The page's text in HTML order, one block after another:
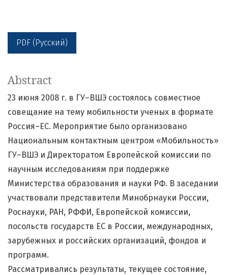
PDF (Русский)
Abstract
23 июня 2008 г. в ГУ–ВШЭ состоялось совместное
совещание на тему мобильности ученых в формате
Россия–ЕС. Мероприятие было организовано
Национальным контактным центром «Мобильность»
ГУ–ВШЭ и Директоратом Европейской комиссии по
научным исследованиям при поддержке
Министерства образования и науки РФ. В заседании
участвовали представители Минобрнауки России,
Роснауки, РАН, РФФИ, Европейской комиссии,
посольств государств ЕС в России, международных,
зарубежных и российских организаций, фондов и
программ.
Рассматривались результаты, текущее состояние,